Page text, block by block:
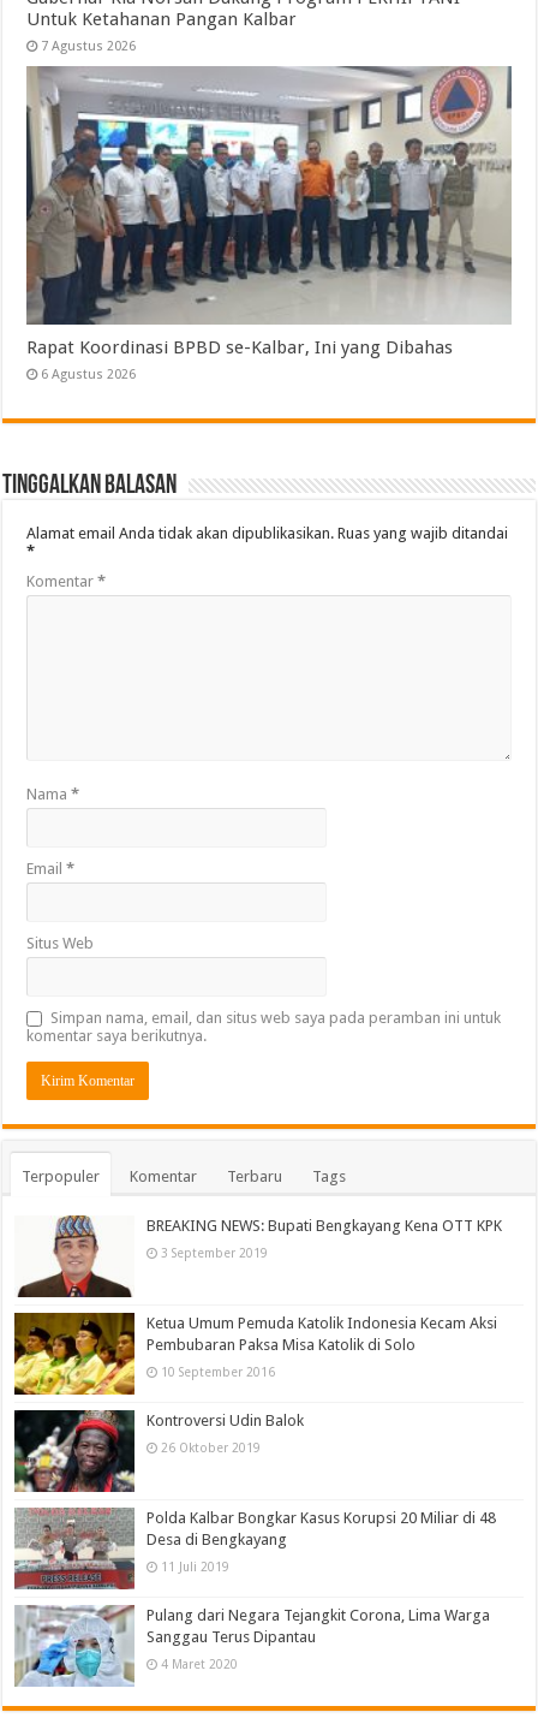
Untuk Ketahanan Pangan Kalbar
7 Agustus 2026
Rapat Koordinasi BPBD se-Kalbar, Ini yang Dibahas
6 Agustus 2026
Tinggalkan Balasan
Alamat email Anda tidak akan dipublikasikan. Ruas yang wajib ditandai
*
Komentar*
Nama*
Email*
Situs Web
Simpan nama, email, dan situs web saya pada peramban ini untuk
komentar saya berikutnya.
Terpopuler Komentar Terbaru Tags
BREAKING NEWS: Bupati Bengkayang Kena OTT KPK
3 September 2019
Ketua Umum Pemuda Katolik Indonesia Kecam Aksi
Pembubaran Paksa Misa Katolik di Solo
10 September 2016
Kontroversi Udin Balok
26 Oktober 2019
Polda Kalbar Bongkar Kasus Korupsi 20 Miliar di 48
Desa di Bengkayang
11 Juli 2019
Pulang dari Negara Tejangkit Corona, Lima Warga
Sanggau Terus Dipantau
4 Maret 2020